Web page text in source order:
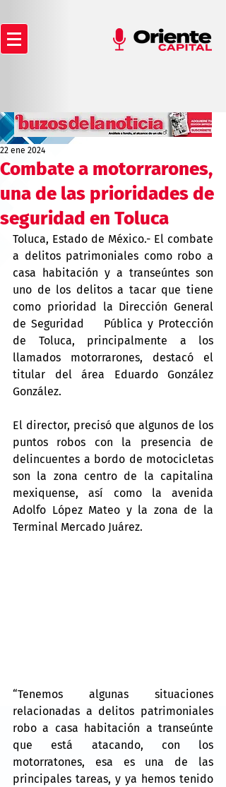
Combate a motorrarones,
una de las prioridades de
seguridad en Toluca
22 ene 2024
Toluca, Estado de México.- El combate
a delitos patrimoniales como robo a
casa habitación y a transeúntes son
uno de los delitos a tacar que tiene
como prioridad la Dirección General
de Seguridad    Pública y Protección
de Toluca, principalmente a los
llamados motorrarones, destacó el
titular del área Eduardo González
González.
El director, precisó que algunos de los
puntos robos con la presencia de
delincuentes a bordo de motocicletas
son la zona centro de la capitalina
mexiquense, así como la avenida
Adolfo López Mateo y la zona de la
Terminal Mercado Juárez.
“Tenemos algunas situaciones
relacionadas a delitos patrimoniales
robo a casa habitación a transeúnte
que está atacando, con los
motorratones, esa es una de las
principales tareas, y ya hemos tenido